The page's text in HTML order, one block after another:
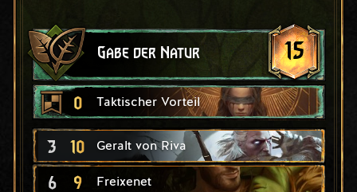
Gabe der Natur 15
0 Taktischer Vorteil
3 10 Geralt von Riva
6 9 Freixenet